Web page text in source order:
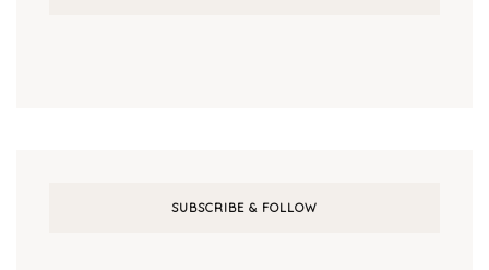
SUBSCRIBE & FOLLOW